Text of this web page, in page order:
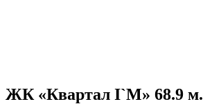
ЖК «Квартал I`M» 68.9 м.